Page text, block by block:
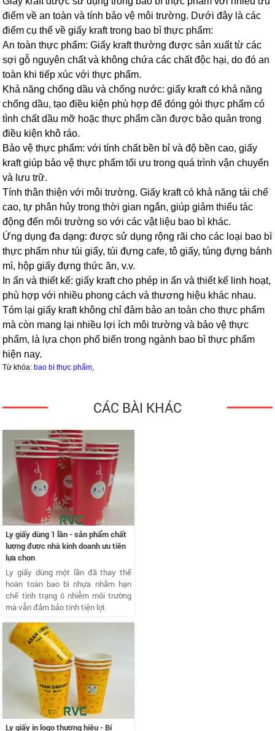
điểm về an toàn và tính bảo vệ môi trường. Dưới đây là các
điểm cụ thể về giấy kraft trong bao bì thực phẩm:
An toàn thực phẩm: Giấy kraft thường được sản xuất từ các
sợi gỗ nguyên chất và không chứa các chất độc hại, do đó an
toàn khi tiếp xúc với thực phẩm.
Khả năng chống dầu và chống nước: giấy kraft có khả năng
chống dầu, tạo điều kiện phù hợp để đóng gói thực phẩm có
tình chất dầu mỡ hoặc thực phẩm cần được bảo quản trong
điều kiện khô ráo.
Bảo vệ thực phẩm: với tính chất bền bỉ và độ bền cao, giấy
kraft giúp bảo vệ thực phẩm tối ưu trong quá trình vận chuyển
và lưu trữ.
Tính thân thiện với môi trường. Giấy kraft có khả năng tái chế
cao, tự phân hủy trong thời gian ngắn, giúp giảm thiểu tác
động đến môi trường so với các vật liệu bao bì khác.
Ứng dụng đa dạng: được sử dụng rộng rãi cho các loại bao bì
thực phẩm như túi giấy, túi đựng cafe, tô giấy, túng đựng bánh
mì, hộp giấy đựng thức ăn, v.v.
In ấn và thiết kế: giấy kraft cho phép in ấn và thiết kế linh hoạt,
phù hợp với nhiều phong cách và thương hiệu khác nhau.
Tóm lại giấy kraft không chỉ đảm bảo an toàn cho thực phẩm
mà còn mang lại nhiều lợi ích môi trường và bảo vệ thực
phẩm, là lựa chọn phổ biến trong ngành bao bì thực phẩm
hiện nay.
Từ khóa: bao bì thực phẩm,
CÁC BÀI KHÁC
Ly giấy dùng 1 lần - sản phẩm chất
lượng được nhà kinh doanh ưu tiên
lựa chọn
Ly giấy dùng một lần đã thay thế
hoàn toàn bao bì nhựa nhằm hạn
chế tình trạng ô nhiễm môi trường
mà vẫn đảm bảo tính tiện lợi.
Ly giấy in logo thương hiệu - Bí